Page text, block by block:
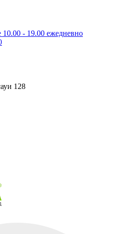
10.00 - 19.00 ежедневно
128